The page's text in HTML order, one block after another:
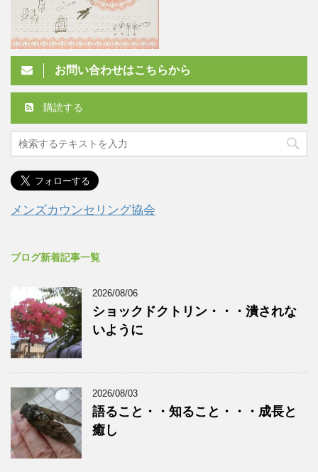
お問い合わせはこちらから
購読する
メンズカウンセリング協会
ブログ新着記事一覧
2026/08/06
ショックドクトリン・・・潰されな
いように
2026/08/03
語ること・・知ること・・・成長と
癒し